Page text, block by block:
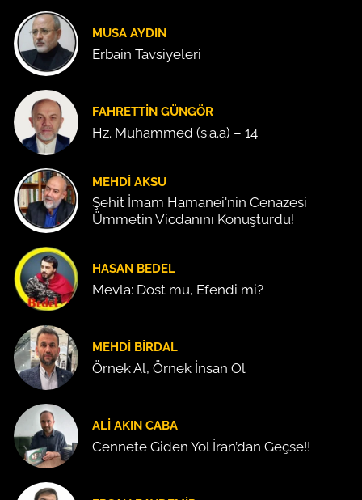
MUSA AYDIN
Erbain Tavsiyeleri
FAHRETTIN GÜNGÖR
Hz. Muhammed (s.a.a) – 14
MEHDI AKSU
Şehit İmam Hamanei'nin Cenazesi
Ümmetin Vicdanını Konuşturdu!
HASAN BEDEL
Mevla: Dost mu, Efendi mi?
MEHDI BIRDAL
Örnek Al, Örnek İnsan Ol
ALI AKIN CABA
Cennete Giden Yol İran’dan Geçse!!